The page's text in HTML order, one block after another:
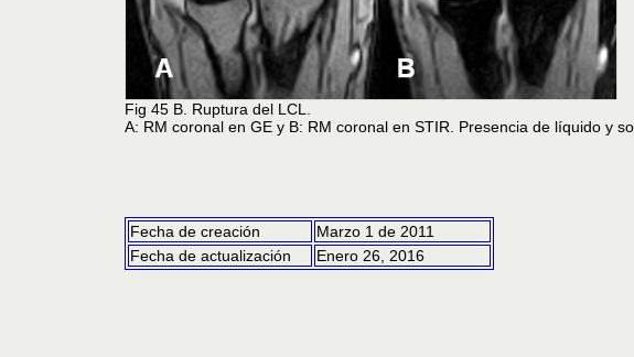
Fig 45 B. Ruptura del LCL.
A: RM coronal en GE y B: RM coronal en STIR. Presencia de líquido y
Fecha de creación
Marzo 1 de 2011
Fecha de actualización
Enero 26, 2016